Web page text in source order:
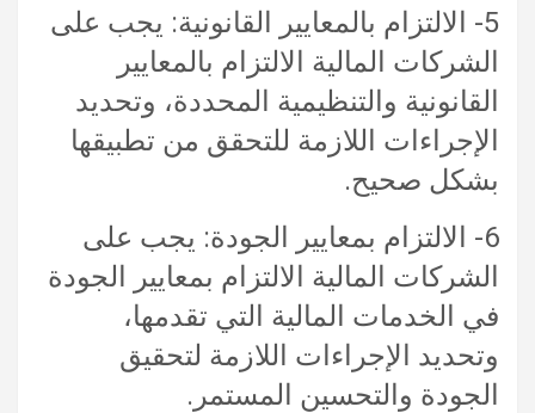
5- الالتزام بالمعايير القانونية: يجب على
الشركات المالية الالتزام بالمعايير
القانونية والتنظيمية المحددة، وتحديد
الإجراءات اللازمة للتحقق من تطبيقها
بشكل صحيح.
6- الالتزام بمعايير الجودة: يجب على
الشركات المالية الالتزام بمعايير الجودة
في الخدمات المالية التي تقدمها،
وتحديد الإجراءات اللازمة لتحقيق
الجودة والتحسين المستمر.